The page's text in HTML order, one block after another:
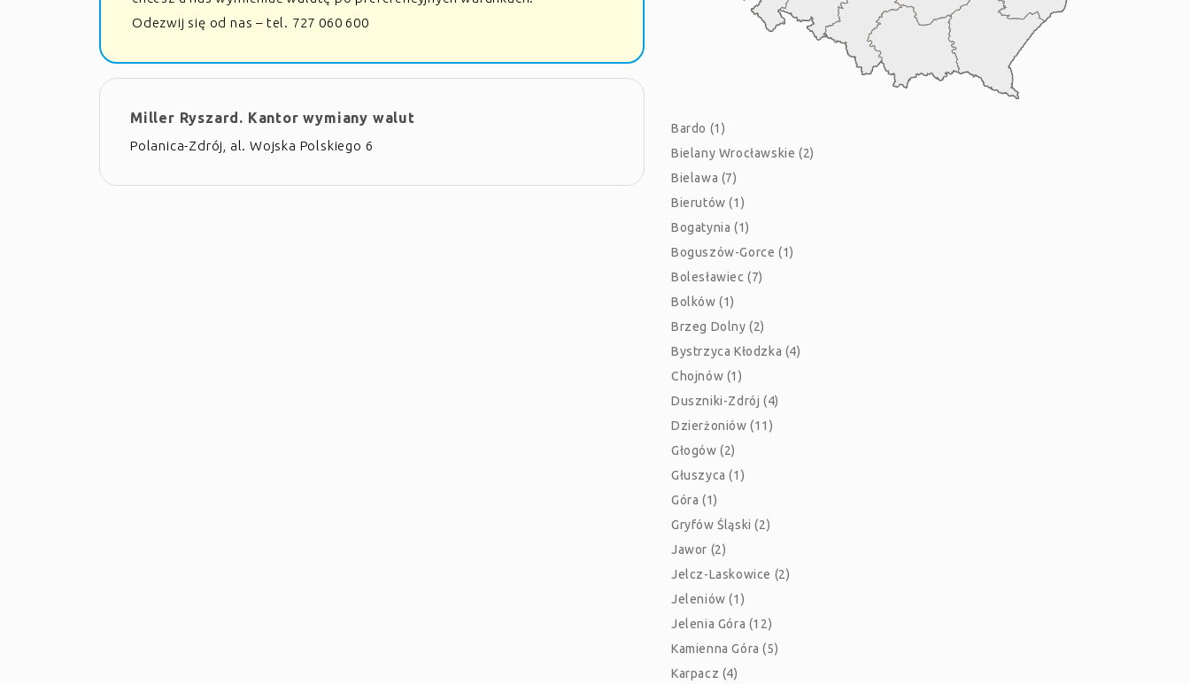
Odezwij się od nas – tel. 727 060 600
Miller Ryszard. Kantor wymiany walut
Polanica-Zdrój, al. Wojska Polskiego 6
Bardo (1)
Bielany Wrocławskie (2)
Bielawa (7)
Bierutów (1)
Bogatynia (1)
Boguszów-Gorce (1)
Bolesławiec (7)
Bolków (1)
Brzeg Dolny (2)
Bystrzyca Kłodzka (4)
Chojnów (1)
Duszniki-Zdrój (4)
Dzierżoniów (11)
Głogów (2)
Głuszyca (1)
Góra (1)
Gryfów Śląski (2)
Jawor (2)
Jelcz-Laskowice (2)
Jeleniów (1)
Jelenia Góra (12)
Kamienna Góra (5)
Karpacz (4)